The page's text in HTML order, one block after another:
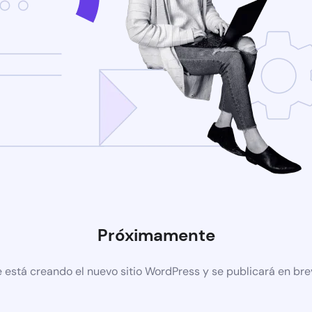
Próximamente
está creando el nuevo sitio WordPress y se publicará en